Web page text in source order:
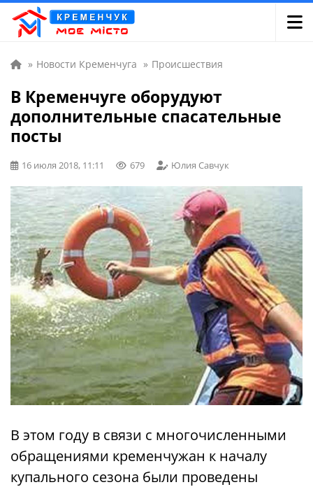
» Новости Кременчуга » Происшествия
В Кременчуге оборудуют
дополнительные спасательные
посты
16 июля 2018, 11:11 679 Юлия Савчук
В этом году в связи с многочисленными
обращениями кременчужан к началу
купального сезона были проведены